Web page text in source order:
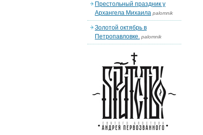
Престольный праздник у
Архангела Михаила palomnik
Золотой октябрь в
Петропавловке. palomnik